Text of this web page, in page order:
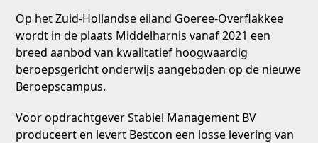
Op het Zuid-Hollandse eiland Goeree-Overflakkee
wordt in de plaats Middelharnis vanaf 2021 een
breed aanbod van kwalitatief hoogwaardig
beroepsgericht onderwijs aangeboden op de nieuwe
Beroepscampus.
Voor opdrachtgever Stabiel Management BV
produceert en levert Bestcon een losse levering van